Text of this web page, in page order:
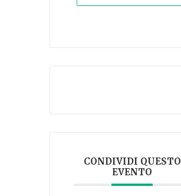
CONDIVIDI QUESTO
EVENTO